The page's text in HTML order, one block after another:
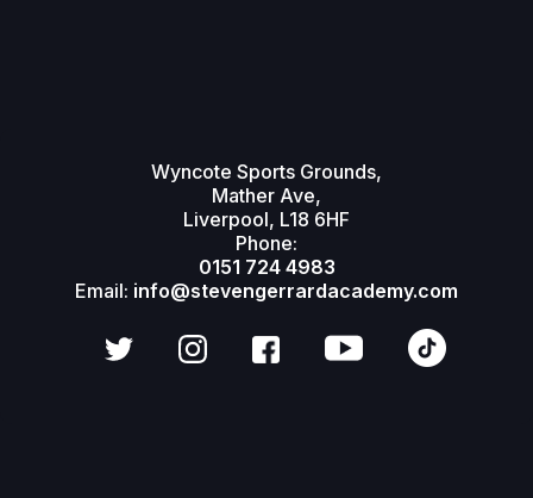
Wyncote Sports Grounds,
Mather Ave,
Liverpool, L18 6HF
Phone:
0151 724 4983
Email: info@stevengerrardacademy.com